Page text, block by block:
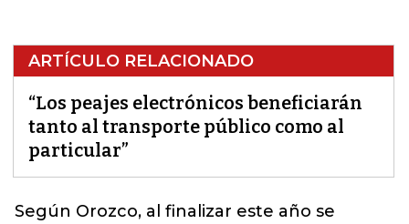
ARTÍCULO RELACIONADO
“Los peajes electrónicos beneficiarán
tanto al transporte público como al
particular”
Según Orozco, al finalizar este año se